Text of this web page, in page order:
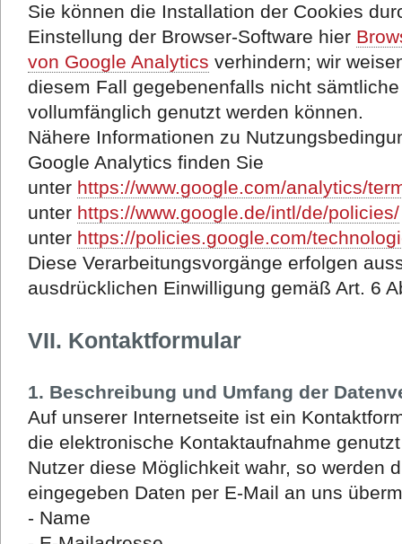
Sie können die Installation der Cookies
Einstellung der Browser-Software hier
von Google Analytics verhindern; wir
diesem Fall gegebenenfalls nicht
vollumfänglich genutzt werden können.
Nähere Informationen zu
Google Analytics finden Sie
unter https://www.google.com/analytics/
unter https://www.google.de/intl/de/policies/
unter https://policies.google.com/
Diese Verarbeitungsvorgänge erfolgen
ausdrücklichen Einwilligung gemäß Art. 6
VII. Kontaktformular
1. Beschreibung und Umfang der
Auf unserer Internetseite ist ein
die elektronische Kontaktaufnahme
Nutzer diese Möglichkeit wahr, so werden
eingegeben Daten per E-Mail an uns
- Name